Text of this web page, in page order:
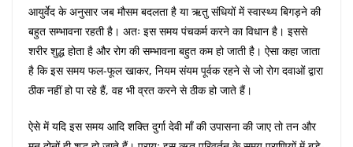
आयुर्वेद के अनुसार जब मौसम बदलता है या ऋतु संधियों में स्वास्थ्य बिगड़ने की
बहुत सम्भावना रहती है। अतः इस समय पंचकर्म करने का विधान है। इससे
शरीर शुद्ध होता है और रोग की सम्भावना बहुत कम हो जाती है। ऐसा कहा जाता
है कि इस समय फल-फूल खाकर, नियम संयम पूर्वक रहने से जो रोग दवाओं द्वारा
ठीक नहीं हो पा रहे हैं, वह भी व्रत करने से ठीक हो जाते हैं।
ऐसे में यदि इस समय आदि शक्ति दुर्गा देवी माँ की उपासना की जाए तो तन और